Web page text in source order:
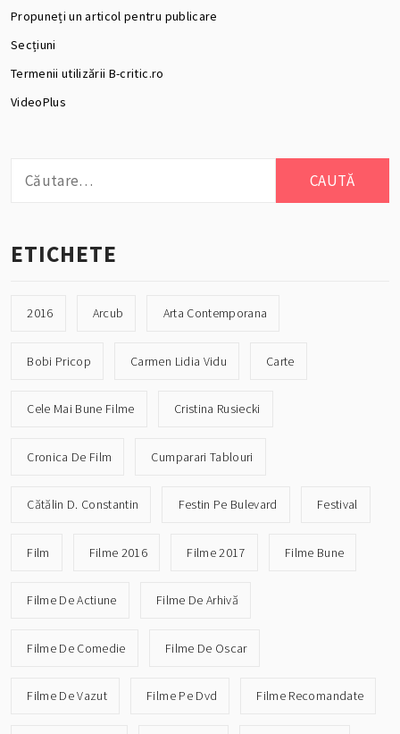
Propuneți un articol pentru publicare
Secțiuni
Termenii utilizării B-critic.ro
VideoPlus
după:
ETICHETE
2016 Arcub Arta Contemporana
Bobi Pricop Carmen Lidia Vidu Carte
Cele Mai Bune Filme Cristina Rusiecki
Cronica De Film Cumparari Tablouri
Cătălin D. Constantin Festin Pe Bulevard Festival
Film Filme 2016 Filme 2017 Filme Bune
Filme De Actiune Filme De Arhivă
Filme De Comedie Filme De Oscar
Filme De Vazut Filme Pe Dvd Filme Recomandate